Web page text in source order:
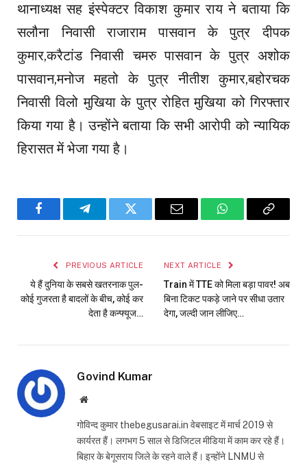
थानाध्यक्ष सह इंस्पेक्टर विकाश कुमार राय ने बताया कि
सलौना निवासी राजाराम पासवान के पुत्र दीपक
कुमार,करैटांड निवासी चमरु पासवान के पुत्र अशोक
पासवान,मनोज महतो के पुत्र नीतीश कुमार,बहोरचक
निवासी विलो मुखिया के पुत्र रोहित मुखिया को गिरफ्तार
किया गया है। उन्होंने बताया कि सभी आरोपी को न्यायिक
हिरासत में भेजा गया है।
FacebookTelegramTwitter Email WhatsAppCopy
PREVIOUS ARTICLE
ये हैं दुनिया के सबसे खतरनाक पुल-
कोई गुजरता है बादलों के बीच, कोई कर
देता है कन्फ्यूज…
NEXT ARTICLE
Train में TTE को मिला बड़ा पावर! अब
बिना टिकट पकड़े जाने पर सीधा उतार
देगा, जल्दी जान लीजिए…
Govind Kumar
Website
गोविन्द कुमार thebegusarai.in वेबसाइट में मार्च 2019 से
कार्यरत हैं। लगभग 5 साल से डिजिटल मीडिया में काम कर रहे हैं।
बिहार के बेगूसराय जिले के रहने वाले हैं। इन्होंने LNMU से